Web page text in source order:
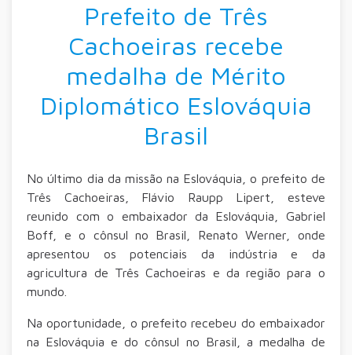
Prefeito de Três
Cachoeiras recebe
medalha de Mérito
Diplomático Eslováquia
Brasil
No último dia da missão na Eslováquia, o prefeito de
Três Cachoeiras, Flávio Raupp Lipert, esteve
reunido com o embaixador da Eslováquia, Gabriel
Boff, e o cônsul no Brasil, Renato Werner, onde
apresentou os potenciais da indústria e da
agricultura de Três Cachoeiras e da região para o
mundo.
Na oportunidade, o prefeito recebeu do embaixador
na Eslováquia e do cônsul no Brasil, a medalha de